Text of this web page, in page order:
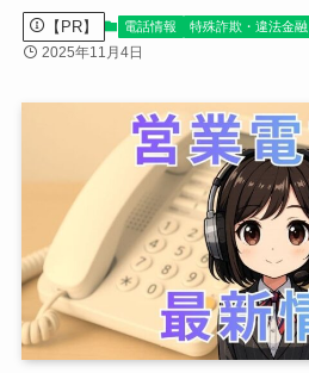
【PR】 電話情報 特殊詐欺・違法金融
2025年11月4日